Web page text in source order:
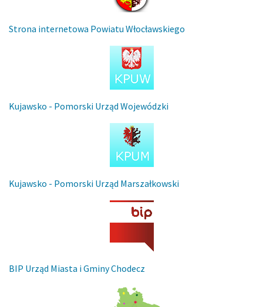
Strona internetowa Powiatu Włocławskiego
Kujawsko - Pomorski Urząd Wojewódzki
Kujawsko - Pomorski Urząd Marszałkowski
BIP Urząd Miasta i Gminy Chodecz